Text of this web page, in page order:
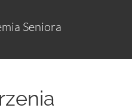
Seniora